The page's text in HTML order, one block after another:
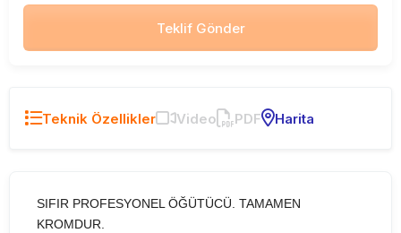
Teklif Gönder
Teknik Özellikler Video PDF Harita
SIFIR PROFESYONEL ÖĞÜTÜCÜ. TAMAMEN
KROMDUR.